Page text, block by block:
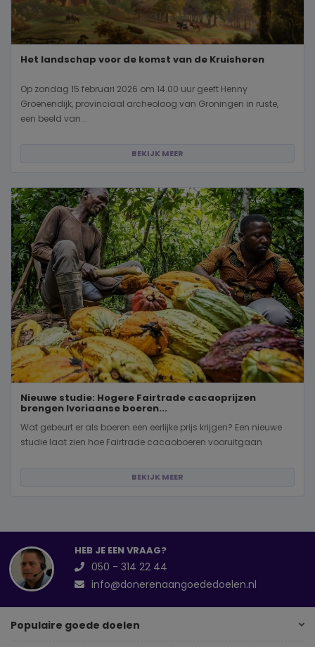
Het landschap voor de komst van de Kruisheren
Op zondag 15 februari 2026 om 14.00 uur geeft Henny
Groenendijk, provinciaal archeoloog van Groningen in ruste,
een beeld van...
BEKIJK MEER
Nieuwe studie: Hogere Fairtrade cacaoprijzen
brengen Ivoriaanse boeren...
Wat gebeurt er als boeren een eerlijke prijs krijgen? Een nieuwe
studie laat zien hoe Fairtrade cacaoboeren vooruitgaan
BEKIJK MEER
HEB JE EEN VRAAG?
050 - 314 22 44
info@donerenaangoededoelen.nl
Populaire goede doelen